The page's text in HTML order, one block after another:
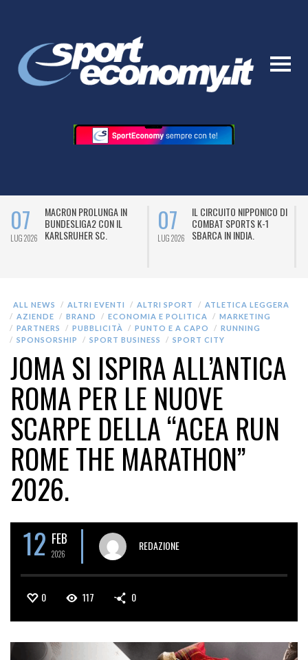
07
LUG 2026
MACRON PROLUNGA IN
BUNDESLIGA2 CON IL
KARLSRUHER SC.
07
LUG 2026
IL CIRCUITO NIPPONICO DI
COMBAT SPORTS K-1
SBARCA IN INDIA.
ALL NEWS ALTRI EVENTI ALTRI SPORT
ATLETICA LEGGERA
AZIENDE
BRAND ECONOMIA E POLITICA
MARKETING
PARTNERS
PUBBLICITÀ PUNTO E A CAPO
RUNNING
SPONSORSHIP
SPORT BUSINESS SPORT CITY
JOMA SI ISPIRA ALL’ANTICA
ROMA PER LE NUOVE
SCARPE DELLA “ACEA RUN
ROME THE MARATHON”
2026.
12 FEB
2026
REDAZIONE
0 117 0